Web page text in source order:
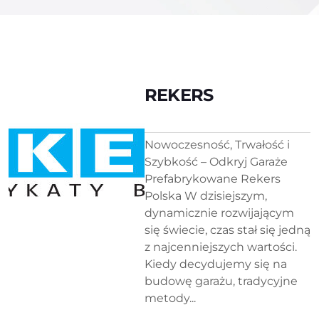
REKERS
Nowoczesność, Trwałość i
Szybkość – Odkryj Garaże
Prefabrykowane Rekers
Polska W dzisiejszym,
dynamicznie rozwijającym
się świecie, czas stał się jedną
z najcenniejszych wartości.
Kiedy decydujemy się na
budowę garażu, tradycyjne
metody...